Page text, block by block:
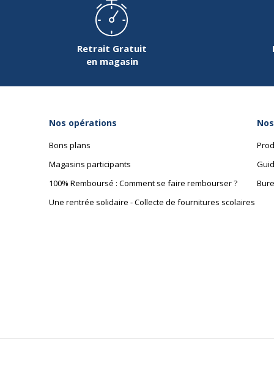
Retrait Gratuit
en magasin
Nos opérations
Bons plans
Magasins participants
100% Remboursé : Comment se faire rembourser ?
Une rentrée solidaire - Collecte de fournitures scolaires